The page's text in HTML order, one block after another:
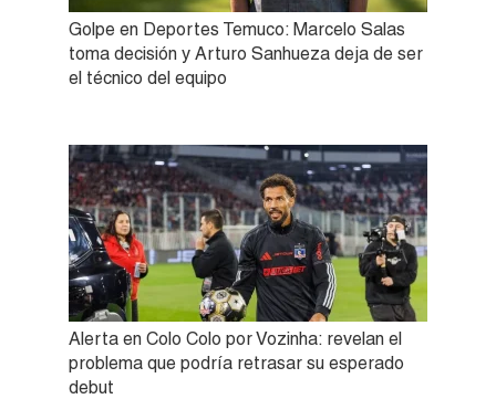
Golpe en Deportes Temuco: Marcelo Salas
toma decisión y Arturo Sanhueza deja de ser
el técnico del equipo
Alerta en Colo Colo por Vozinha: revelan el
problema que podría retrasar su esperado
debut